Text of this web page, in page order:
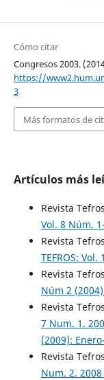
Cómo citar
Congresos 2003.
https://
3
Más formatos de
Artículos más
Revista
Vol. 8 Núm.
Revista
TEFROS:
Revista
Núm 2
Revista
7 Num. 1.
(2009):
Revista
Num. 2. 2008